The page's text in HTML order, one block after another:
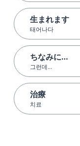
生まれます
태어나다
ちなみに…
그런데…
治療
치료